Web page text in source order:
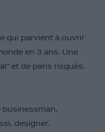
qui parvient à ouvrir
en 3 ans. Une
et de paris risqués.
businessman,
designer.